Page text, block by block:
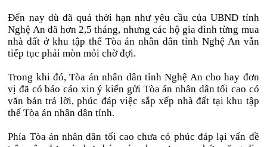
Đến nay dù đã quá thời hạn như yêu cầu của UBND tỉnh
Nghệ An đã hơn 2,5 tháng, nhưng các hộ gia đình từng mua
nhà đất ở khu tập thể Tòa án nhân dân tỉnh Nghệ An vẫn
tiếp tục phải mòn mỏi chờ đợi.
Trong khi đó, Tòa án nhân dân tỉnh Nghệ An cho hay đơn
vị đã có báo cáo xin ý kiến gửi Tòa án nhân dân tối cao có
văn bản trả lời, phúc đáp việc sắp xếp nhà đất tại khu tập
thể Tòa án nhân dân tỉnh.
Phía Tòa án nhân dân tối cao chưa có phúc đáp lại vấn đề